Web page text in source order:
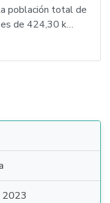
población total de
es de 424,30 k…
2023